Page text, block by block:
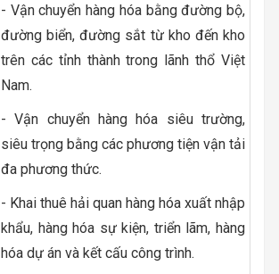
- Vận chuyển hàng hóa bằng đường bộ,
đường biển, đường sắt từ kho đến kho
trên các tỉnh thành trong lãnh thổ Việt
Nam.
- Vận chuyển hàng hóa siêu trường,
siêu trọng bằng các phương tiện vận tải
đa phương thức.
- Khai thuê hải quan hàng hóa xuất nhập
khẩu, hàng hóa sự kiện, triển lãm, hàng
hóa dự án và kết cấu công trình.